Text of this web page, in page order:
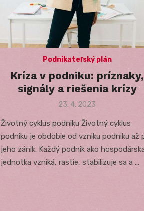
Podnikateľský plán
Kríza v podniku: príznaky,
signály a riešenia krízy
Posted
23. 4. 2023
Životný cyklus podniku Životný cyklus
podniku je obdobie od vzniku podniku až
jeho zánik. Každý podnik ako
jednotka vzniká, rastie, stabilizuje sa a …